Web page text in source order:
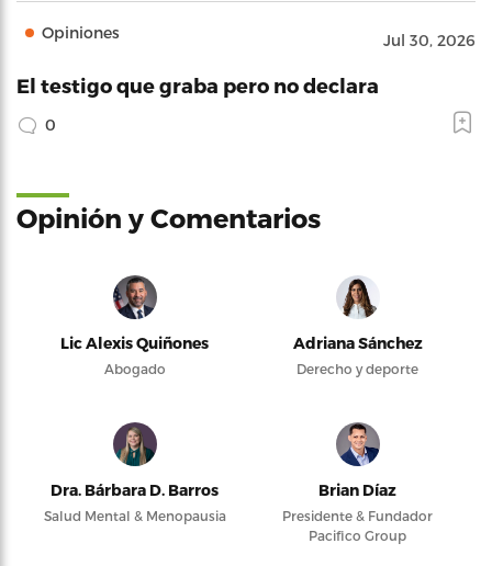
Opiniones Jul 30, 2026
El testigo que graba pero no declara
0
Opinión y Comentarios
Lic Alexis Quiñones
Abogado
Adriana Sánchez
Derecho y deporte
Dra. Bárbara D. Barros
Salud Mental & Menopausia
Brian Díaz
Presidente & Fundador
Pacifico Group